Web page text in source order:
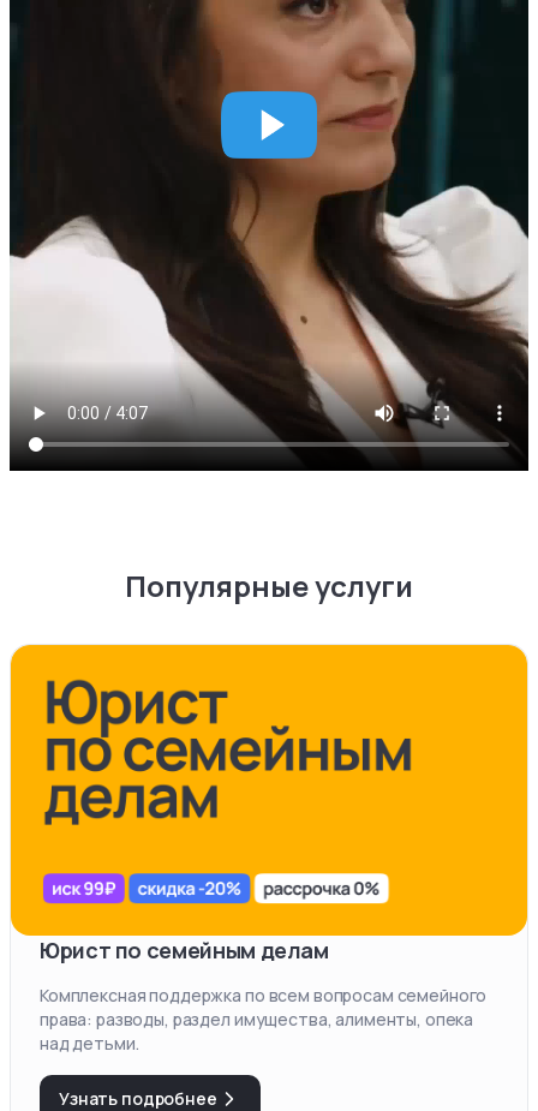
Популярные услуги
Юрист по семейным делам
Комплексная поддержка по всем вопросам семейного
права: разводы, раздел имущества, алименты, опека
над детьми.
Узнать подробнее